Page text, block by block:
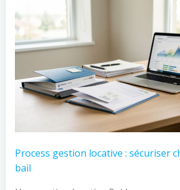
Process gestion locative : sécuriser
bail